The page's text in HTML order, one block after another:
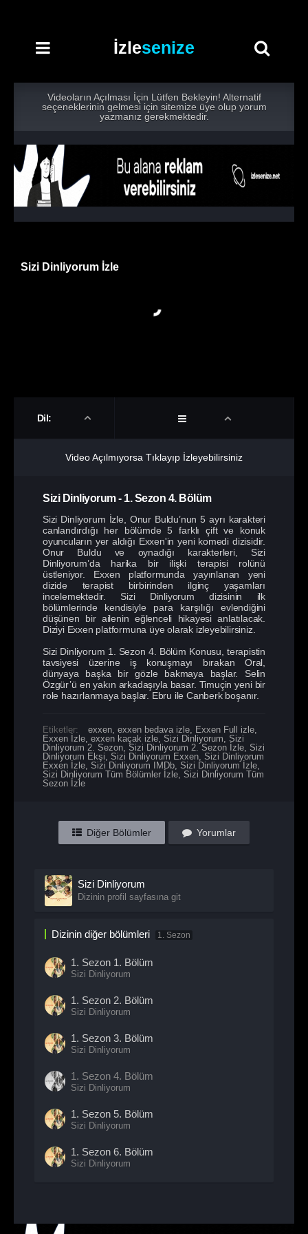
İzlesenize
Videoların Açılması İçin Lütfen Bekleyin! Alternatif
seçeneklerinin gelmesi için sitemize üye olup yorum
yazmanız gerekmektedir.
Sizi Dinliyorum İzle
Dil:
Video Açılmıyorsa Tıklayıp İzleyebilirsiniz
Sizi Dinliyorum- 1. Sezon 4. Bölüm
Sizi Dinliyorum İzle, Onur Buldu’nun 5 ayrı karakteri
canlandırdığı her bölümde 5 farklı çift ve konuk
oyuncuların yer aldığı Exxen'in yeni komedi dizisidir.
Onur Buldu ve oynadığı karakterleri, Sizi
Dinliyorum’da harika bir ilişki terapisi rolünü
üstleniyor. Exxen platformunda yayınlanan yeni
dizide terapist birbirinden ilginç yaşamları
incelemektedir. Sizi Dinliyorum dizisinin ilk
bölümlerinde kendisiyle para karşılığı evlendiğini
düşünen bir ailenin eğlenceli hikayesi anlatılacak.
Diziyi Exxen platformuna üye olarak izleyebilirsiniz.
Sizi Dinliyorum 1. Sezon 4. Bölüm Konusu, terapistin
tavsiyesi üzerine iş konuşmayı bırakan Oral,
dünyaya başka bir gözle bakmaya başlar. Selin
Özgür’ü en yakın arkadaşıyla basar. Timuçin yeni bir
role hazırlanmaya başlar. Ebru ile Canberk boşanır.
Etiketler: exxen exxen bedava izle Exxen Full izle
Exxen İzle exxen kaçak izle Sizi Dinliyorum
Sizi
Dinliyorum 2. Sezon Sizi Dinliyorum 2. Sezon İzle Sizi
Dinliyorum Ekşi
Sizi Dinliyorum Exxen Sizi Dinliyorum
Exxen İzle Sizi Dinliyorum IMDb Sizi Dinliyorum İzle
Sizi Dinliyorum Tüm Bölümler İzle Sizi Dinliyorum Tüm
Sezon İzle
Diğer Bölümler Yorumlar
Sizi Dinliyorum
Dizinin profil sayfasına git
Dizinin diğer bölümleri 1. Sezon
1. Sezon 1. Bölüm
Sizi Dinliyorum
1. Sezon 2. Bölüm
Sizi Dinliyorum
1. Sezon 3. Bölüm
Sizi Dinliyorum
1. Sezon 4. Bölüm
Sizi Dinliyorum
1. Sezon 5. Bölüm
Sizi Dinliyorum
1. Sezon 6. Bölüm
Sizi Dinliyorum
1. Sezon8. Bölüm